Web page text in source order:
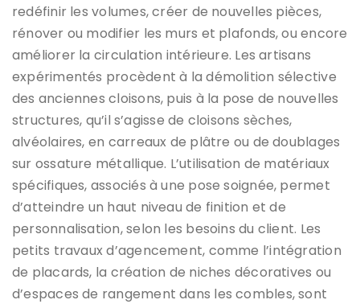
redéfinir les volumes, créer de nouvelles pièces,
rénover ou modifier les murs et plafonds, ou encore
améliorer la circulation intérieure. Les artisans
expérimentés procèdent à la démolition sélective
des anciennes cloisons, puis à la pose de nouvelles
structures, qu’il s’agisse de cloisons sèches,
alvéolaires, en carreaux de plâtre ou de doublages
sur ossature métallique. L’utilisation de matériaux
spécifiques, associés à une pose soignée, permet
d’atteindre un haut niveau de finition et de
personnalisation, selon les besoins du client. Les
petits travaux d’agencement, comme l’intégration
de placards, la création de niches décoratives ou
d’espaces de rangement dans les combles, sont